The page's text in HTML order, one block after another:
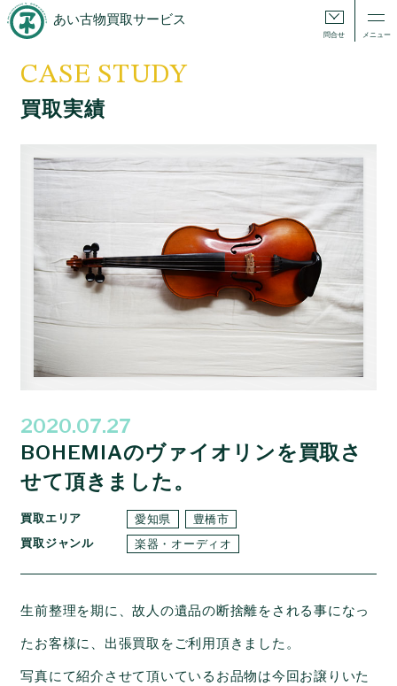
あい古物買取サービス
問合せ メニュー
CASE STUDY
買取実績
2020.07.27
BOHEMIAのヴァイオリンを買取さ
せて頂きました。
買取エリア 愛知県
豊橋市
買取ジャンル
楽器・オーディオ
生前整理を期に、故人の遺品の断捨離をされる事になっ
たお客様に、出張買取をご利用頂きました。
写真にて紹介させて頂いているお品物は今回お譲りいた